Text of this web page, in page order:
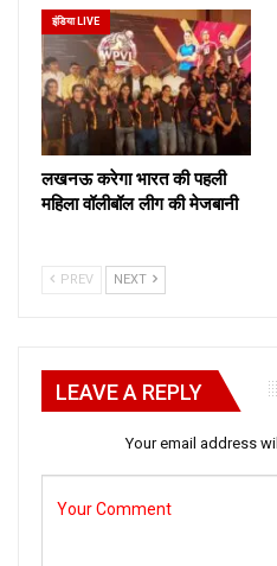
इंडिया LIVE
लखनऊ करेगा भारत की पहली
महिला वॉलीबॉल लीग की मेजबानी
PREV NEXT
LEAVE A REPLY
Your email address